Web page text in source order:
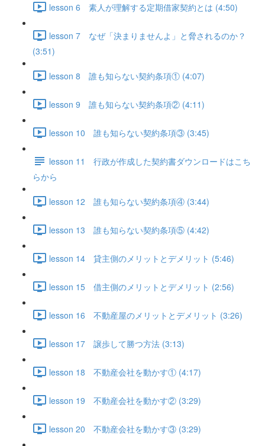
lesson 6 素人が理解する定期借家契約とは (4:50)
lesson 7 なぜ「決まりませんよ」と脅されるのか？
(3:51)
lesson 8 誰も知らない契約条項① (4:07)
lesson 9 誰も知らない契約条項② (4:11)
lesson 10 誰も知らない契約条項③ (3:45)
lesson 11 行政が作成した契約書ダウンロードはこち
らから
lesson 12 誰も知らない契約条項④ (3:44)
lesson 13 誰も知らない契約条項⑤ (4:42)
lesson 14 貸主側のメリットとデメリット (5:46)
lesson 15 借主側のメリットとデメリット (2:56)
lesson 16 不動産屋のメリットとデメリット (3:26)
lesson 17 譲歩して勝つ方法 (3:13)
lesson 18 不動産会社を動かす① (4:17)
lesson 19 不動産会社を動かす② (3:29)
lesson 20 不動産会社を動かす③ (3:29)